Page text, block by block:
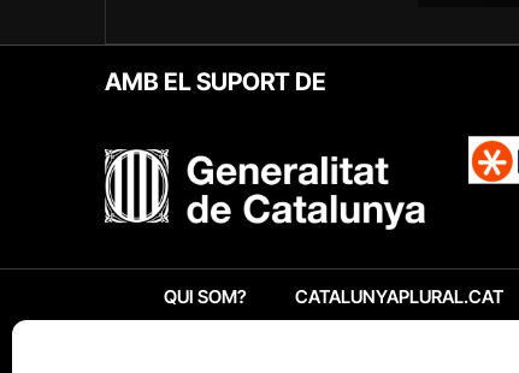
AMB EL SUPORT DE
QUI SOM? CATALUNYAPLURAL.CAT